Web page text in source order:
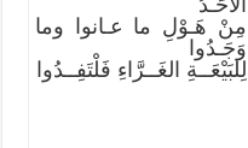
مِنْ هَـوْلِ ما عـانوا وما
وَجَـدُوا
لِلبَيْعَــةِ الغَــرَّاءِ فَلْتَفِــدُوا